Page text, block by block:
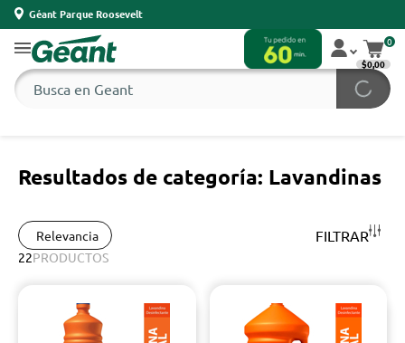
Géant Parque Roosevelt
0
$0,00
Resultados de categoría: Lavandinas
Relevancia FILTRAR
22PRODUCTOS